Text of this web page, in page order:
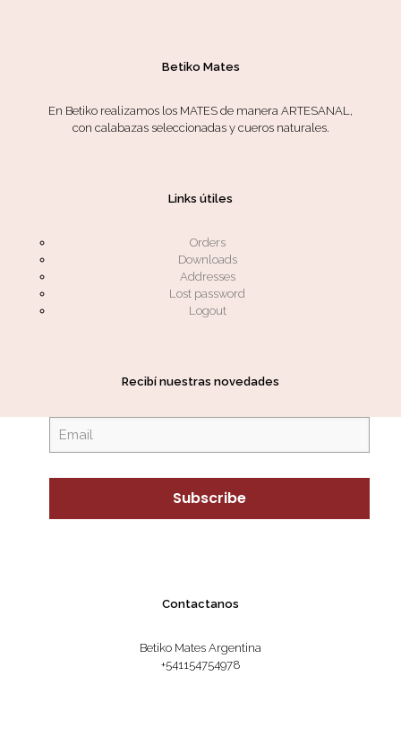
Betiko Mates
En Betiko realizamos los MATES de manera ARTESANAL,
con calabazas seleccionadas y cueros naturales.
Links útiles
Orders
Downloads
Addresses
Lost password
Logout
Recibí nuestras novedades
Contactanos
Betiko Mates Argentina
+541154754978